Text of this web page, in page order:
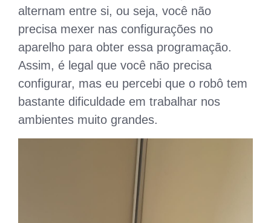
alternam entre si, ou seja, você não
precisa mexer nas configurações no
aparelho para obter essa programação.
Assim, é legal que você não precisa
configurar, mas eu percebi que o robô tem
bastante dificuldade em trabalhar nos
ambientes muito grandes.